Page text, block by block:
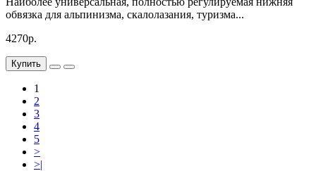
обвязка для альпинизма, скалолазания, туризма...
4270р.
Купить
1
2
3
4
5
>
>|